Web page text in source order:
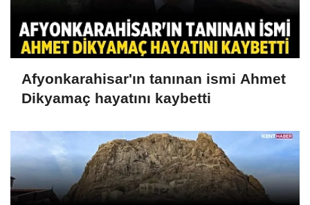
Afyonkarahisar'ın tanınan ismi Ahmet
Dikyamaç hayatını kaybetti